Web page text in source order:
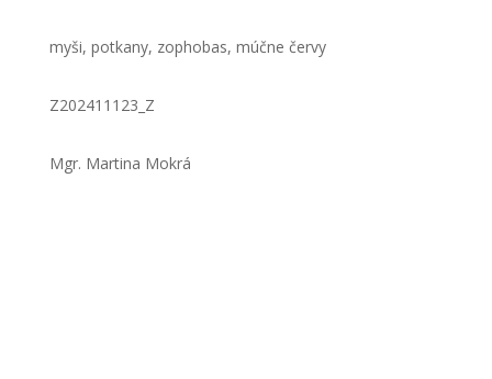
myši, potkany, zophobas, múčne červy
Z202411123_Z
Mgr. Martina Mokrá